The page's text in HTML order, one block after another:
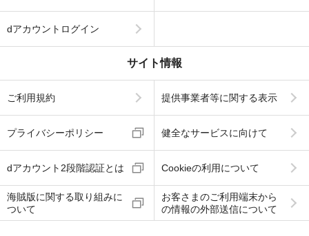
dアカウントログイン
サイト情報
ご利用規約 提供事業者等に関する表示
プライバシーポリシー 健全なサービスに向けて
dアカウント2段階認証とは Cookieの利用について
海賊版に関する取り組みに
ついて
お客さまのご利用端末から
の情報の外部送信について